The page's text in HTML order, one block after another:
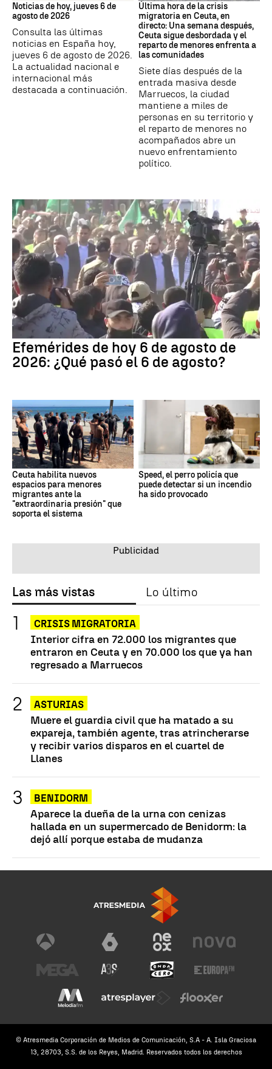
Noticias de hoy, jueves 6 de
agosto de 2026
Consulta las últimas
noticias en España hoy,
jueves 6 de agosto de 2026.
La actualidad nacional e
internacional más
destacada a continuación.
Última hora de la crisis
migratoria en Ceuta, en
directo: Una semana después,
Ceuta sigue desbordada y el
reparto de menores enfrenta a
las comunidades
Siete días después de la
entrada masiva desde
Marruecos, la ciudad
mantiene a miles de
personas en su territorio y
el reparto de menores no
acompañados abre un
nuevo enfrentamiento
político.
Efemérides de hoy 6 de agosto de
2026: ¿Qué pasó el 6 de agosto?
Ceuta habilita nuevos
espacios para menores
migrantes ante la
"extraordinaria presión" que
soporta el sistema
Speed, el perro policía que
puede detectar si un incendio
ha sido provocado
Las más vistas Lo último
CRISIS MIGRATORIA
Interior cifra en 72.000 los migrantes que
entraron en Ceuta y en 70.000 los que ya han
regresado a Marruecos
ASTURIAS
Muere el guardia civil que ha matado a su
expareja, también agente, tras atrincherarse
y recibir varios disparos en el cuartel de
Llanes
BENIDORM
Aparece la dueña de la urna con cenizas
hallada en un supermercado de Benidorm: la
dejó allí porque estaba de mudanza
© Atresmedia Corporación de Medios de Comunicación, S.A - A. Isla Graciosa
13, 28703, S.S. de los Reyes, Madrid. Reservados todos los derechos